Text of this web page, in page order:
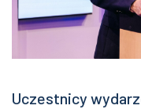
Uczestnicy